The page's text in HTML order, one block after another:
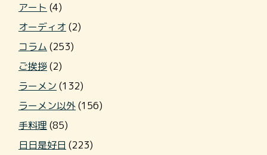
アート (4)
オーディオ (2)
コラム (253)
ご挨拶(2)
ラーメン (132)
ラーメン以外(156)
手料理 (85)
日日是好日 (223)